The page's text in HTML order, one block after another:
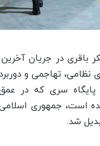
باقری در جریان
نظامی، تهاجمی و
پایگاه سری که در
است، جمهوری اسلامی
شد.